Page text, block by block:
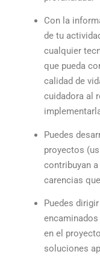
Con la
de tu
cualquier
que pueda
calidad de
cuidadora al
Puedes
proyectos
contribuyan
carencias
Puedes
en el
soluciones